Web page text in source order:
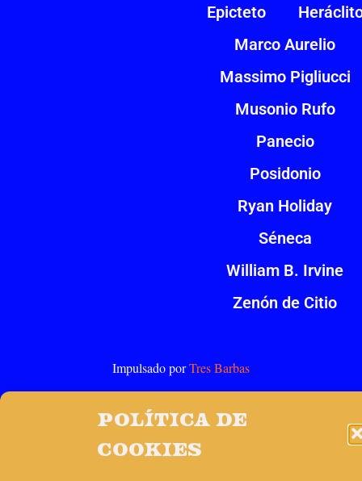
Política de
cookies
Epicteto
Marco Aurelio
Massimo Pigliucci
Musonio Rufo
Panecio
Posidonio
Ryan Holiday
Séneca
William B. Irvine
Zenón de Citio
Impulsado porTres Barbas